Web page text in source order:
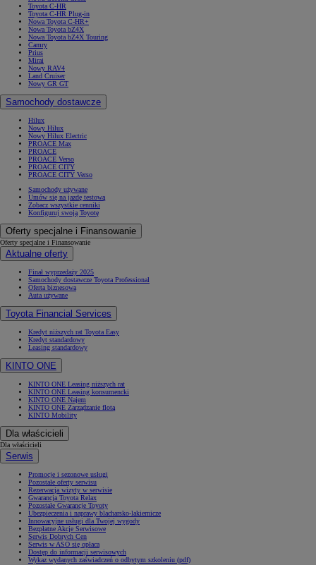
Toyota C-HR
Toyota C-HR Plug-in
Nowa Toyota C-HR+
Nowa Toyota bZ4X
Nowa Toyota bZ4X Touring
Camry
Prius
Mirai
Nowy RAV4
Land Cruiser
Nowy GR GT
Samochody dostawcze
Hilux
Nowy Hilux
Nowy Hilux Electric
PROACE Max
PROACE
PROACE Verso
PROACE CITY
PROACE CITY Verso
Samochody używane
Umów się na jazdę testową
Zobacz wszystkie cenniki
Konfiguruj swoją Toyotę
Oferty specjalne i Finansowanie
Oferty specjalne i Finansowanie
Aktualne oferty
Finał wyprzedaży 2025
Samochody dostawcze Toyota Professional
Oferta biznesowa
Auta używane
Toyota Financial Services
Kredyt niższych rat Toyota Easy
Kredyt standardowy
Leasing standardowy
KINTO ONE
KINTO ONE Leasing niższych rat
KINTO ONE Leasing konsumencki
KINTO ONE Najem
KINTO ONE Zarządzanie flotą
KINTO Mobility
Dla właścicieli
Dla właścicieli
Serwis
Promocje i sezonowe usługi
Pozostałe oferty serwisu
Rezerwacja wizyty w serwisie
Gwarancja Toyota Relax
Pozostałe Gwarancje Toyoty
Ubezpieczenia i naprawy blacharsko-lakiernicze
Innowacyjne usługi dla Twojej wygody
Bezpłatne Akcje Serwisowe
Serwis Dobrych Cen
Serwis w ASO się opłaca
Dostęp do informacji serwisowych
Wykaz wydanych zaświadczeń o odbytym szkoleniu (pdf)